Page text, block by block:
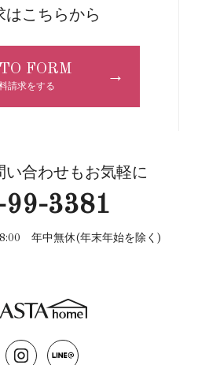
はこちらから
FORM
請求をする
→
い合わせもお気軽に
99-3381
年中無休(年末年始を除く)